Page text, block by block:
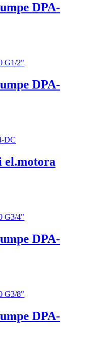
DPA-
DPA-
el.motora
DPA-
DPA-